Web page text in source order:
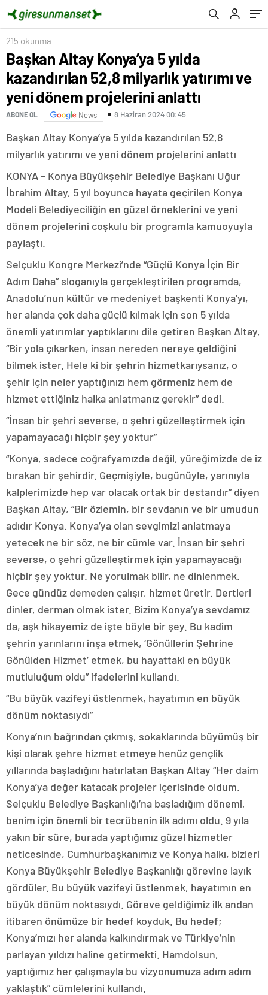
215 okunma
Başkan Altay Konya’ya 5 yılda
kazandırılan 52,8 milyarlık yatırımı ve
yeni dönem projelerini anlattı
ABONE OL News 8 Haziran 2024 00:45
Başkan Altay Konya’ya 5 yılda kazandırılan 52,8
milyarlık yatırımı ve yeni dönem projelerini anlattı
KONYA – Konya Büyükşehir Belediye Başkanı Uğur
İbrahim Altay, 5 yıl boyunca hayata geçirilen Konya
Modeli Belediyeciliğin en güzel örneklerini ve yeni
dönem projelerini coşkulu bir programla kamuoyuyla
paylaştı.
Selçuklu Kongre Merkezi’nde “Güçlü Konya İçin Bir
Adım Daha” sloganıyla gerçekleştirilen programda,
Anadolu’nun kültür ve medeniyet başkenti Konya’yı,
her alanda çok daha güçlü kılmak için son 5 yılda
önemli yatırımlar yaptıklarını dile getiren Başkan Altay,
“Bir yola çıkarken, insan nereden nereye geldiğini
bilmek ister. Hele ki bir şehrin hizmetkarıysanız, o
şehir için neler yaptığınızı hem görmeniz hem de
hizmet ettiğiniz halka anlatmanız gerekir” dedi.
“İnsan bir şehri severse, o şehri güzelleştirmek için
yapamayacağı hiçbir şey yoktur”
“Konya, sadece coğrafyamızda değil, yüreğimizde de iz
bırakan bir şehirdir. Geçmişiyle, bugünüyle, yarınıyla
kalplerimizde hep var olacak ortak bir destandır” diyen
Başkan Altay, “Bir özlemin, bir sevdanın ve bir umudun
adıdır Konya. Konya’ya olan sevgimizi anlatmaya
yetecek ne bir söz, ne bir cümle var. İnsan bir şehri
severse, o şehri güzelleştirmek için yapamayacağı
hiçbir şey yoktur. Ne yorulmak bilir, ne dinlenmek.
Gece gündüz demeden çalışır, hizmet üretir. Dertleri
dinler, derman olmak ister. Bizim Konya’ya sevdamız
da, aşk hikayemiz de işte böyle bir şey. Bu kadim
şehrin yarınlarını inşa etmek, ‘Gönüllerin Şehrine
Gönülden Hizmet’ etmek, bu hayattaki en büyük
mutluluğum oldu” ifadelerini kullandı.
“Bu büyük vazifeyi üstlenmek, hayatımın en büyük
dönüm noktasıydı”
Konya’nın bağrından çıkmış, sokaklarında büyümüş bir
kişi olarak şehre hizmet etmeye henüz gençlik
yıllarında başladığını hatırlatan Başkan Altay “Her daim
Konya’ya değer katacak projeler içerisinde oldum.
Selçuklu Belediye Başkanlığı’na başladığım dönemi,
benim için önemli bir tecrübenin ilk adımı oldu. 9 yıla
yakın bir süre, burada yaptığımız güzel hizmetler
neticesinde, Cumhurbaşkanımız ve Konya halkı, bizleri
Konya Büyükşehir Belediye Başkanlığı görevine layık
gördüler. Bu büyük vazifeyi üstlenmek, hayatımın en
büyük dönüm noktasıydı. Göreve geldiğimiz ilk andan
itibaren önümüze bir hedef koyduk. Bu hedef;
Konya’mızı her alanda kalkındırmak ve Türkiye’nin
parlayan yıldızı haline getirmekti. Hamdolsun,
yaptığımız her çalışmayla bu vizyonumuza adım adım
yaklaştık” cümlelerini kullandı.